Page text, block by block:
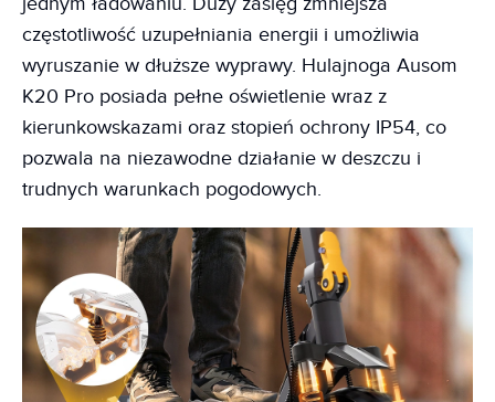
częstotliwość uzupełniania energii i umożliwia
wyruszanie w dłuższe wyprawy. Hulajnoga Ausom
K20 Pro posiada pełne oświetlenie wraz z
kierunkowskazami oraz stopień ochrony IP54, co
pozwala na niezawodne działanie w deszczu i
trudnych warunkach pogodowych.